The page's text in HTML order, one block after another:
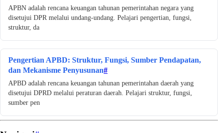
APBN adalah rencana keuangan tahunan pemerintahan negara yang
disetujui DPR melalui undang-undang. Pelajari pengertian, fungsi,
struktur, da
Pengertian APBD: Struktur, Fungsi, Sumber Pendapatan,
dan Mekanisme Penyusunan#
APBD adalah rencana keuangan tahunan pemerintahan daerah yang
disetujui DPRD melalui peraturan daerah. Pelajari struktur, fungsi,
sumber pen